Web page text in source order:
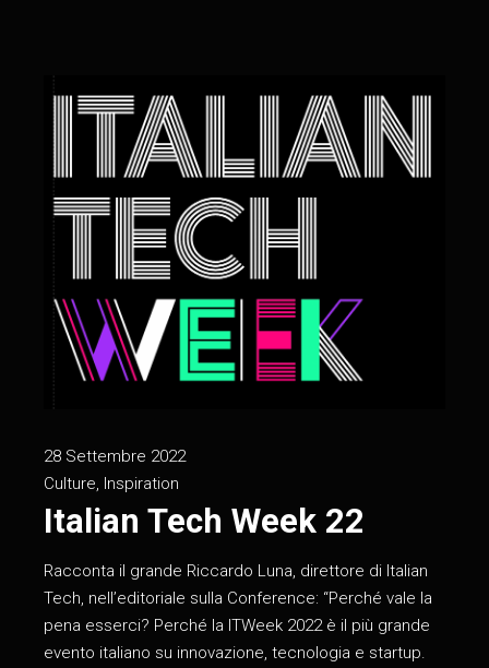
28 Settembre 2022
Culture, Inspiration
Italian Tech Week 22
Racconta il grande Riccardo Luna, direttore di Italian
Tech, nell’editoriale sulla Conference: “Perché vale la
pena esserci? Perché la ITWeek 2022 è il più grande
evento italiano su innovazione, tecnologia e startup.